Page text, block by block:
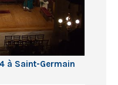
à Saint-Germain